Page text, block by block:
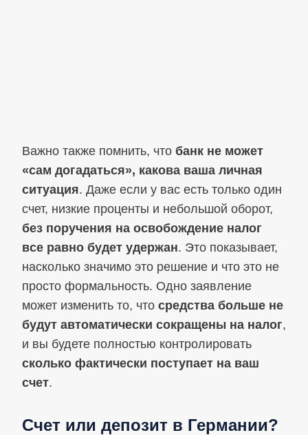
Важно также помнить, что банк не может
«сам догадаться», какова ваша личная
ситуация. Даже если у вас есть только один
счет, низкие проценты и небольшой оборот,
без поручения на освобождение налог
все равно будет удержан. Это показывает,
насколько значимо это решение и что это не
просто формальность. Одно заявление
может изменить то, что средства больше не
будут автоматически сокращены на налог,
и вы будете полностью контролировать
сколько фактически поступает на ваш
счет.
Счет или депозит в Германии?